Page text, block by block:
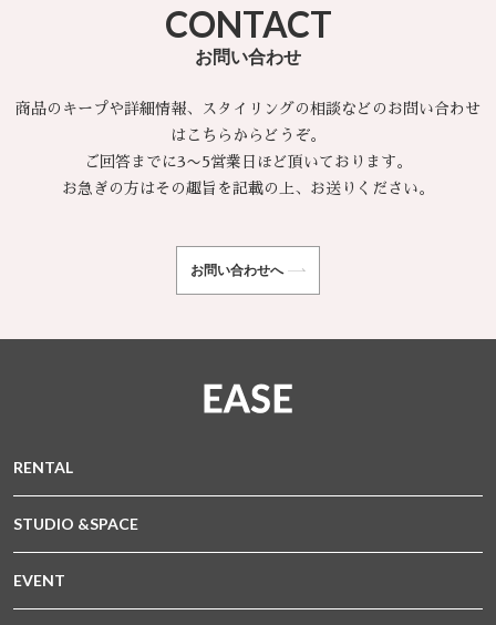
CONTACT
お問い合わせ
商品のキープや詳細情報、スタイリングの相談などのお問い合わせ
はこちらからどうぞ。
ご回答までに3〜5営業日ほど頂いております。
お急ぎの方はその趣旨を記載の上、お送りください。
お問い合わせへ
RENTAL
STUDIO &SPACE
EVENT